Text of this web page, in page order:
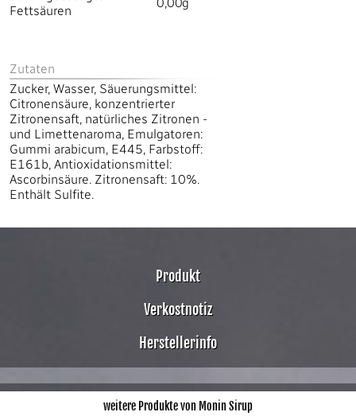
Fettsäuren
Zutaten
Zucker, Wasser, Säuerungsmittel:
Citronensäure, konzentrierter
Zitronensaft, natürliches Zitronen -
und Limettenaroma, Emulgatoren:
Gummi arabicum, E445, Farbstoff:
E161b, Antioxidationsmittel:
Ascorbinsäure. Zitronensaft: 10%.
Enthält Sulfite.
Produkt
Verkostnotiz
Herstellerinfo
weitere Produkte von Monin Sirup